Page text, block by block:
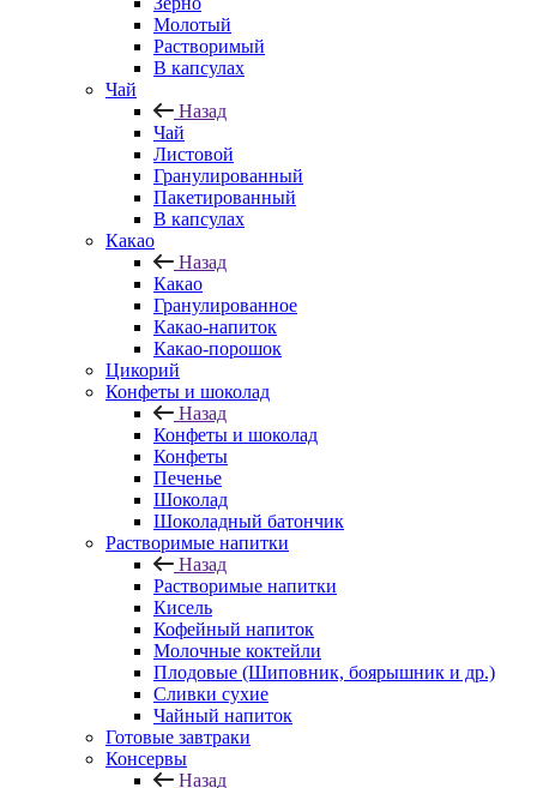
Молотый
Растворимый
В капсулах
Чай
Назад
Чай
Листовой
Гранулированный
Пакетированный
В капсулах
Какао
Назад
Какао
Гранулированное
Какао-напиток
Какао-порошок
Цикорий
Конфеты и шоколад
Назад
Конфеты и шоколад
Конфеты
Печенье
Шоколад
Шоколадный батончик
Растворимые напитки
Назад
Растворимые напитки
Кисель
Кофейный напиток
Молочные коктейли
Плодовые (Шиповник, боярышник и др.)
Сливки сухие
Чайный напиток
Готовые завтраки
Консервы
Назад